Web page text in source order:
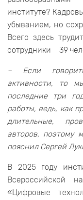
институте?
убыванием, но
Всего здесь
сотрудники – 39
– Если
активности, то
последние три
работы, ведь, как
длительные,
авторов, поэтому
пояснил Сергей
В 2025 году
Всероссийской
«Цифровые